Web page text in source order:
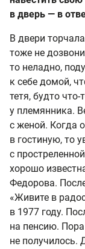
в дверь — в
В двери
тоже не
то неладно,
к себе домой,
тетя, будто
у племянника.
с женой. Когда
в гостиную, то
с
хорошо
Федорова.
«Живите в
в 1977 году.
на пенсию.
не получилось.